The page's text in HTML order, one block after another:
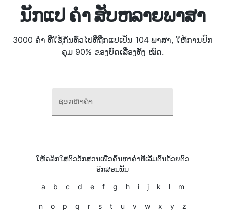
ນັກແປ ຄຳ ສັບຫລາຍພາສາ
3000 ຄຳ ທີ່ໃຊ້ກັນທົ່ວໄປທີ່ຖືກແປເປັນ 104 ພາສາ, ໃຫ້ການປົກ
ຄຸມ 90% ຂອງບົດເລື່ອງທັງ ໝົດ.
ຊອກຫາຄໍາ
ໃຫ້ຄລິກໃສ່ຕົວອັກສອນເພື່ອຄົ້ນຫາຄໍາທີ່ເລີ່ມຕົ້ນດ້ວຍຕົວ
ອັກສອນນັ້ນ
a b c d e f g h i j k l m
n o p q r s t u v w x y z